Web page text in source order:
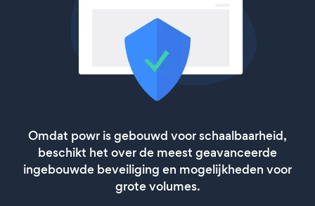
Omdat powr is gebouwd voor schaalbaarheid,
beschikt het over de meest geavanceerde
ingebouwde beveiliging en mogelijkheden voor
grote volumes.